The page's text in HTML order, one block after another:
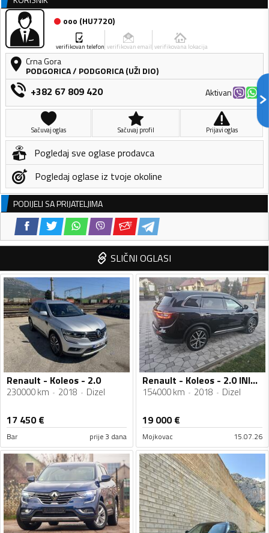
ooo (HU7720)
verifikovan telefon verifikovan email verifikovana lokacija
Crna Gora
PODGORICA/ PODGORICA (UŽI DIO)
+382 67 809 420 Aktivan
Sačuvaj oglas Sačuvaj profil Prijavi oglas
Pogledaj sve oglase prodavca
Pogledaj oglase iz tvoje okoline
PODIJELI SA PRIJATELJIMA
SLIČNI OGLASI
Renault - Koleos - 2.0
230000 km 2018 Dizel
17 450€
Bar prije 3 dana
Renault - Koleos - 2.0 INITIALE PARIS
154000 km 2018 Dizel
19 000€
Mojkovac 15.07.26